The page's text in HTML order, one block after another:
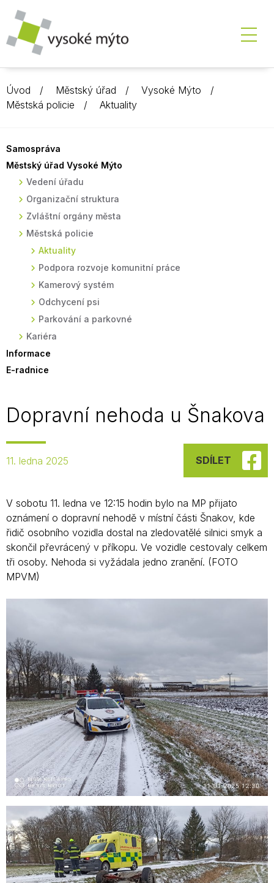
Úvod Městský úřad
Vysoké Mýto
Městská policie
Aktuality
Samospráva
Městský úřad Vysoké Mýto
Vedení úřadu
Organizační struktura
Zvláštní orgány města
Městská policie
Aktuality
Podpora rozvoje komunitní práce
Kamerový systém
Odchycení psi
Parkování a parkovné
Kariéra
Informace
E-radnice
Dopravní nehoda u Šnakova
11. ledna 2025 SDÍLET
V sobotu 11. ledna ve 12:15 hodin bylo na MP přijato
oznámení o dopravní nehodě v místní části Šnakov, kde
řidič osobního vozidla dostal na zledovatělé silnici smyk a
skončil převrácený v příkopu. Ve vozidle cestovaly celkem
tři osoby. Nehoda si vyžádala jedno zranění. (FOTO
MPVM)